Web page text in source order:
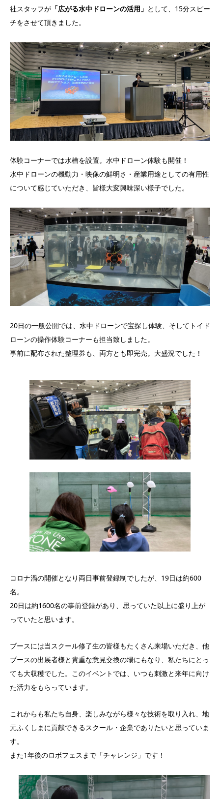
社スタッフが 「広がる水中ドローンの活用」 として、15分スピー
チをさせて頂きました。
体験コーナーでは水槽を設置。水中ドローン体験も開催！
水中ドローンの機動力・映像の鮮明さ・産業用途としての有用性
について感じていただき、皆様大変興味深い様子でした。
20日の一般公開では、水中ドローンで宝探し体験、そしてトイド
ローンの操作体験コーナーも担当致しました。
事前に配布された整理券も、両方とも即完売。大盛況でした！
コロナ渦の開催となり両日事前登録制でしたが、19日は約600
名。
20日は約1600名の事前登録があり、思っていた以上に盛り上が
っていたと思います。
ブースには当スクール修了生の皆様もたくさん来場いただき、他
ブースの出展者様と貴重な意見交換の場にもなり、私たちにとっ
ても大収穫でした。このイベントでは、いつも刺激と来年に向け
た活力をもらっています。
これからも私たち自身、楽しみながら様々な技術を取り入れ、地
元ふくしまに貢献できるスクール・企業でありたいと思っていま
す。
また1年後のロボフェスまで「チャレンジ」です！